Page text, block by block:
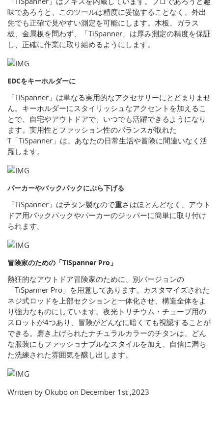
味であろうと、このツールは精度に妥協することなく、外出
先でも正確で見やすい測定を可能にします。木板、ガラス
板、金属板を問わず、「TiSpanner」は厚み測定の精度を保証
し、正確に作業に取り組めるようにします。
EDCをキーホルダーに
「TiSpanner」は単なる実用的なアクセサリーにとどまりませ
ん。キーホルダーにスタイリッシュなアクセントを加えるこ
とで、自宅やアウトドアで、いつでも活躍できるようになり
ます。実用性とファッション性のバランスが取れた
T「TiSpanner」は、あなたの日常生活や冒険に間違いなく活
躍します。
パーカーやバックパックにぶら下げる
「TiSpanner」はチタン製なので重さはほとんどなく、アウト
ドア用バックパックやパーカーのジッパーに簡単に取り付け
られます。
冒険家のための「TiSpanner Pro」
熱狂的なアウトドア冒険家のために、別バージョンの
「TiSpanner Pro」を用意してあります。カスタマイズされた
ネジ式ロッドを上部セクションと一体化させ、構造全体をよ
り強力なものにしています。夜光トリチウム・チューブ用の
スロットが4つあり、冒険がどんなに暗くても視認することが
できる。磨き上げられたナチュラルカラーのチタンは、どん
な服装にもファッショナブルなスタイルを加え、自信に満ち
た洗練された雰囲気を醸し出します。
Written by Okubo on December 1st ,2023